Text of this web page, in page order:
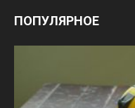
ПОПУЛЯРНОЕ